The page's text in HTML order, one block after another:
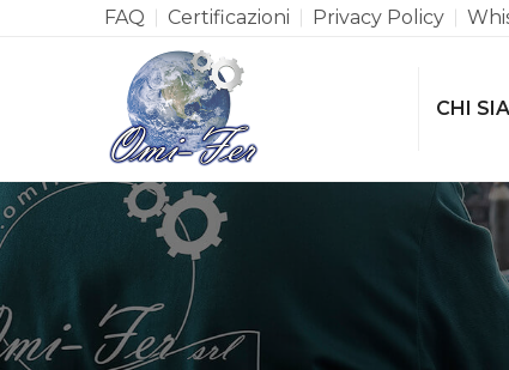
FAQ Certificazioni Privacy Policy
CHI